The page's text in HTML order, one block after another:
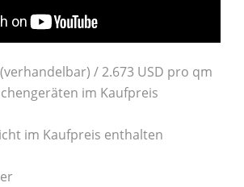
/ 2.673 USD pro qm
im Kaufpreis
im Kaufpreis enthalten